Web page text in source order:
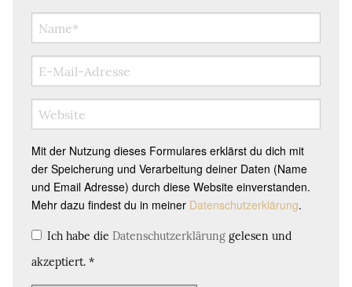
Mit der Nutzung dieses Formulares erklärst du dich mit
der Speicherung und Verarbeitung deiner Daten (Name
und Email Adresse) durch diese Website einverstanden.
Mehr dazu findest du in meiner Datenschutzerklärung.
Ich habe die Datenschutzerklärung gelesen und
akzeptiert. *